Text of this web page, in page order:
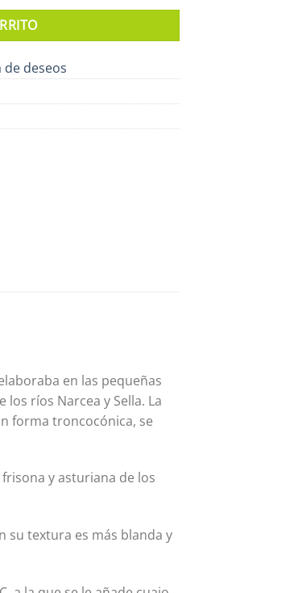
deseos
en las pequeñas
ríos Narcea y Sella. La
forma troncocónica, se
y asturiana de los
su textura es más blanda y